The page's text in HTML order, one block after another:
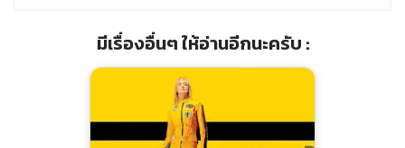
มีเรื่องอื่นๆ ให้อ่านอีกนะครับ :